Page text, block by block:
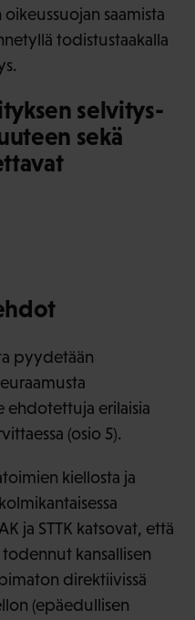
saamista
todistustaakalla
selvitys-
sekä
pyydetään
ehdotettuja erilaisia
(osio 5).
kiellosta ja
ja STTK katsovat, että
kansallisen
direktiivissä
(epäedullisen